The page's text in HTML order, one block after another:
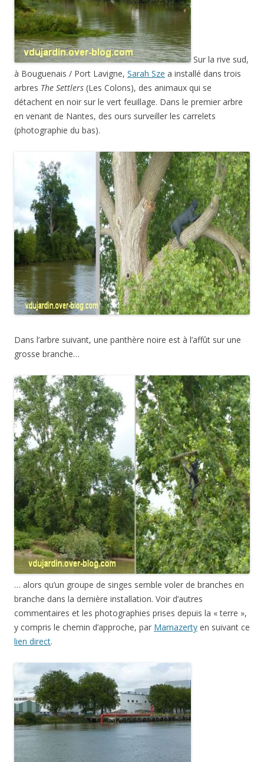
Sur la rive sud,
à Bouguenais / Port Lavigne, Sarah Sze a installé dans trois
arbres The Settlers (Les Colons), des animaux qui se
détachent en noir sur le vert feuillage. Dans le premier arbre
en venant de Nantes, des ours surveiller les carrelets
(photographie du bas).
Dans l’arbre suivant, une panthère noire est à l’affût sur une
grosse branche…
… alors qu’un groupe de singes semble voler de branches en
branche dans la dernière installation. Voir d’autres
commentaires et les photographies prises depuis la « terre »,
y compris le chemin d’approche, par Mamazerty en suivant ce
lien direct.